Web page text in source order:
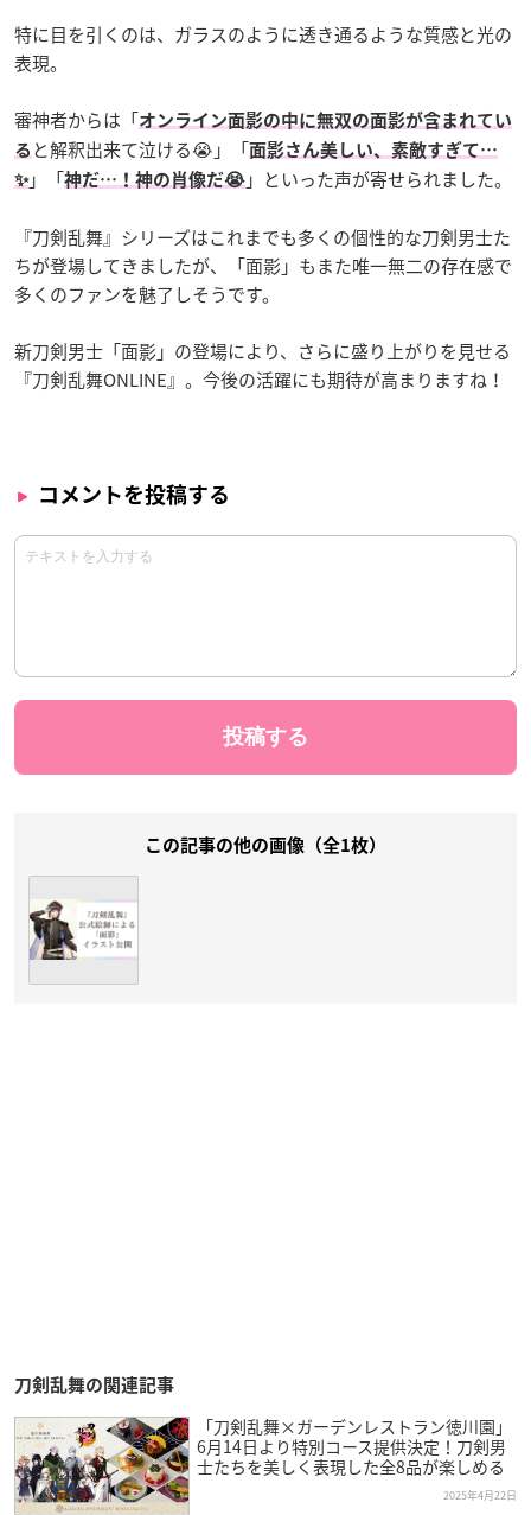
特に目を引くのは、ガラスのように透き通るような質感と光の
表現。
審神者からは「オンライン面影の中に無双の面影が含まれてい
る と解釈出来て泣ける😭」「面影さん美しい、素敵すぎて…
✨」「神だ…！神の肖像だ😭 」といった声が寄せられました。
『刀剣乱舞』シリーズはこれまでも多くの個性的な刀剣男士た
ちが登場してきましたが、「面影」もまた唯一無二の存在感で
多くのファンを魅了しそうです。
新刀剣男士「面影」の登場により、さらに盛り上がりを見せる
『刀剣乱舞ONLINE』。今後の活躍にも期待が高まりますね！
コメントを投稿する
この記事の他の画像（全1枚）
刀剣乱舞の関連記事
「刀剣乱舞×ガーデンレストラン徳川園」
6月14日より特別コース提供決定！刀剣男
士たちを美しく表現した全8品が楽しめる
2025年4月22日